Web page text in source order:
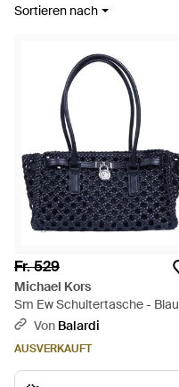
Sortieren nach
Fr. 529
Michael Kors
Sm Ew Schultertasche - Blau
Von Balardi
AUSVERKAUFT